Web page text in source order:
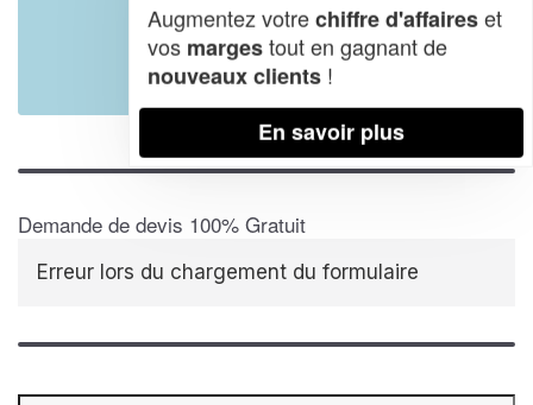
Leaflet| Map data ©OpenStreetMap contributors,CC-BY-SA
Demande de devis 100% Gratuit
Erreur lors du chargement du formulaire
Augmentez votrechiffre d'affaireset
vos margestout en gagnant de
nouveaux clients !
En savoir plus